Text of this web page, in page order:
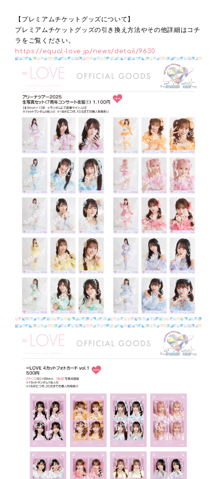
【プレミアムチケットグッズについて】
プレミアムチケットグッズの引き換え方法やその他詳細はコチ
ラをご覧ください。
https://equal-love.jp/news/detail/9630